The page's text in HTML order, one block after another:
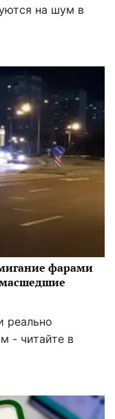
на шум в
фарами
реально
- читайте в